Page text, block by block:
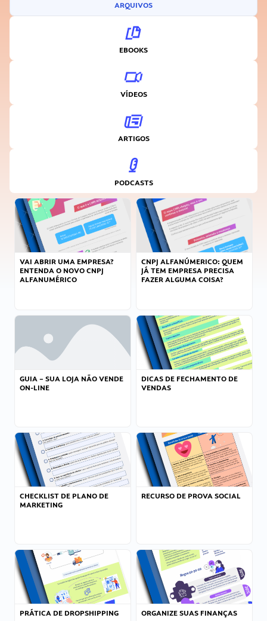
ARQUIVOS
EBOOKS
VÍDEOS
ARTIGOS
PODCASTS
VAI ABRIR UMA EMPRESA?
ENTENDA O NOVO CNPJ
ALFANUMÉRICO
CNPJ ALFANÚMERICO: QUEM
JÁ TEM EMPRESA PRECISA
FAZER ALGUMA COISA?
GUIA – SUA LOJA NÃO VENDE
ON-LINE
DICAS DE FECHAMENTO DE
VENDAS
CHECKLIST DE PLANO DE
MARKETING
RECURSO DE PROVA SOCIAL
PRÁTICA DE DROPSHIPPING ORGANIZE SUAS FINANÇAS